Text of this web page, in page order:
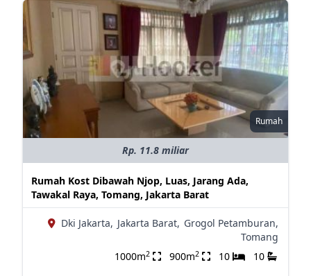
Rumah
Rp. 11.8 miliar
Rumah Kost Dibawah Njop, Luas, Jarang Ada,
Tawakal Raya, Tomang, Jakarta Barat
Dki Jakarta, Jakarta Barat, Grogol Petamburan,
Tomang
1000m2 900m2 10 10